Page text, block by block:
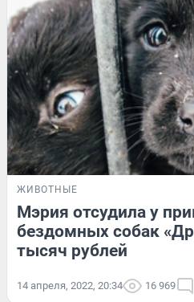
ЖИВОТНЫЕ
Мэрия отсудила у
бездомных собак
тысяч рублей
14 апреля, 2022, 20:34 16 969